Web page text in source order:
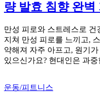
량 발효 침향 완벽
만성 피로와 스트레스로 건
지쳐 만성 피로를 느끼고,
약해져 자주 아프고, 원기
있으신가요? 현대인은 과
운동/피트니스